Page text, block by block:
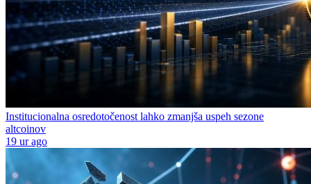
Institucionalna osredotočenost lahko zmanjša uspeh sezone
altcoinov
19 ur ago